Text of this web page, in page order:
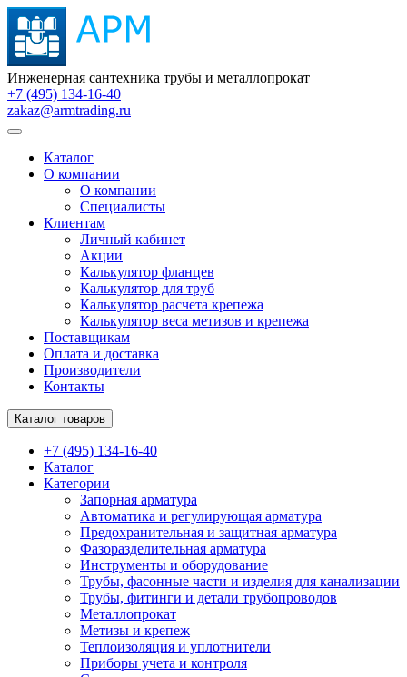
Инженерная сантехника трубы и металлопрокат
+7 (495) 134-16-40
zakaz@armtrading.ru
Каталог
О компании
О компании
Специалисты
Клиентам
Личный кабинет
Акции
Калькулятор фланцев
Калькулятор для труб
Калькулятор расчета крепежа
Калькулятор веса метизов и крепежа
Поставщикам
Оплата и доставка
Производители
Контакты
Каталог товаров
+7 (495) 134-16-40
Каталог
Категории
Запорная арматура
Автоматика и регулирующая арматура
Предохранительная и защитная арматура
Фазоразделительная арматура
Инструменты и оборудование
Трубы, фасонные части и изделия для канализации
Трубы, фитинги и детали трубопроводов
Металлопрокат
Метизы и крепеж
Теплоизоляция и уплотнители
Приборы учета и контроля